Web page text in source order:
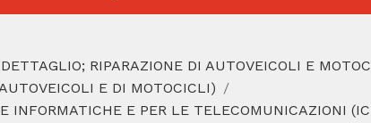
RIPARAZIONE DI AUTOVEICOLI E
E DI MOTOCICLI)
INFORMATICHE E PER LE TELECOMUNICAZIONI